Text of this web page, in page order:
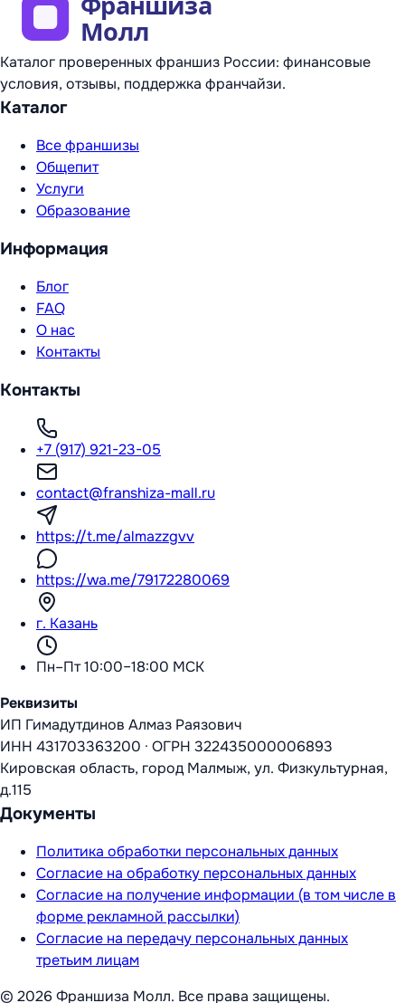
Каталог проверенных франшиз России: финансовые
условия, отзывы, поддержка франчайзи.
Каталог
Все франшизы
Общепит
Услуги
Образование
Информация
Блог
FAQ
О нас
Контакты
Контакты
+7 (917) 921-23-05
contact@franshiza-mall.ru
https://t.me/almazzgvv
https://wa.me/79172280069
г. Казань
Пн–Пт 10:00–18:00 МСК
Реквизиты
ИП Гимадутдинов Алмаз Раязович
ИНН 431703363200 · ОГРН 322435000006893
Кировская область, город Малмыж, ул. Физкультурная,
д.115
Документы
Политика обработки персональных данных
Согласие на обработку персональных данных
Согласие на получение информации (в том числе в
форме рекламной рассылки)
Согласие на передачу персональных данных
третьим лицам
© 2026 Франшиза Молл. Все права защищены.